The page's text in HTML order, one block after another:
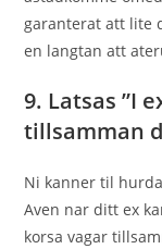
garanterat att lite
en langtan att
9. Latsas ”I
tillsamman
Ni kanner til
Aven nar ditt ex
korsa vagar